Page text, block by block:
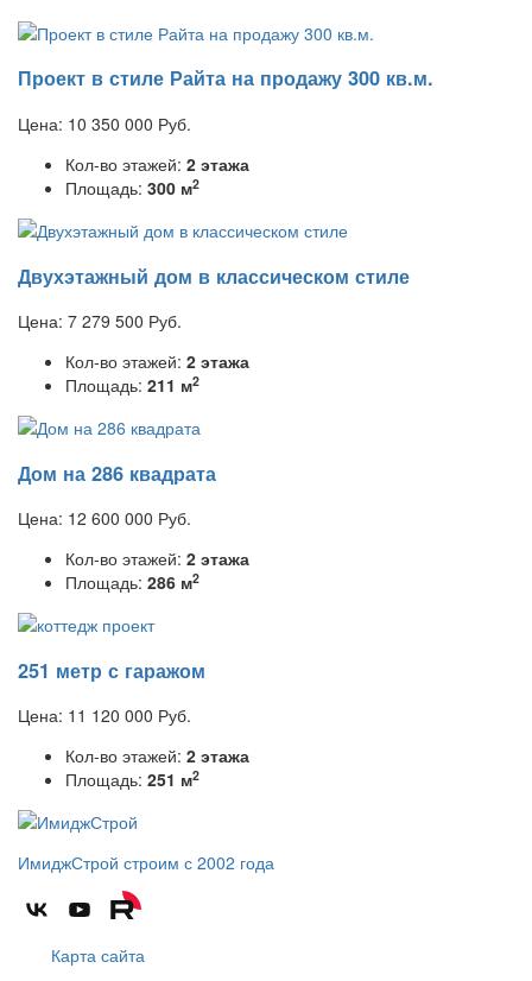
Проект в стиле Райта на продажу 300 кв.м.
Цена: 10 350 000 Руб.
Кол-во этажей: 2 этажа
Площадь: 300 м2
Двухэтажный дом в классическом стиле
Цена: 7 279 500 Руб.
Кол-во этажей: 2 этажа
Площадь: 211 м2
Дом на 286 квадрата
Цена: 12 600 000 Руб.
Кол-во этажей: 2 этажа
Площадь: 286 м2
251 метр с гаражом
Цена: 11 120 000 Руб.
Кол-во этажей: 2 этажа
Площадь: 251 м2
ИмиджСтрой строим с 2002 года
Карта сайта